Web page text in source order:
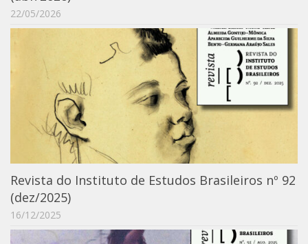
Movimentos Estudantis
Sobre
Biblioteca Digital
Dedalus
Mecila
Red BAALC
Tutoriais
Coleção de Artes Visuais
Sobre
22/05/2026
Revista do Instituto de Estudos Brasileiros nº 92
(dez/2025)
16/12/2025